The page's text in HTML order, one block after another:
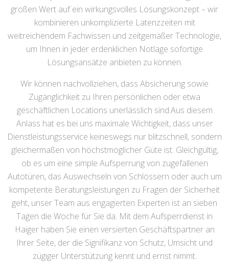
großen Wert auf ein wirkungsvolles Lösungskonzept – wir
kombinieren unkomplizierte Latenzzeiten mit
weitreichendem Fachwissen und zeitgemäßer Technologie,
um Ihnen in jeder erdenklichen Notlage sofortige
Lösungsansätze anbieten zu können.
Wir können nachvollziehen, dass Absicherung sowie
Zugänglichkeit zu Ihren persönlichen oder etwa
geschäftlichen Locations unerlässlich sind.Aus diesem
Anlass hat es bei uns maximale Wichtigkeit, dass unser
Dienstleistungsservice keineswegs nur blitzschnell, sondern
gleichermaßen von höchstmöglicher Güte ist. Gleichgültig,
ob es um eine simple Aufsperrung von zugefallenen
Autotüren, das Auswechseln von Schlössern oder auch um
kompetente Beratungsleistungen zu Fragen der Sicherheit
geht, unser Team aus engagierten Experten ist an sieben
Tagen die Woche für Sie da. Mit dem Aufsperrdienst in
Haiger haben Sie einen versierten Geschäftspartner an
Ihrer Seite, der die Signifikanz von Schutz, Umsicht und
zügiger Unterstützung kennt und ernst nimmt.